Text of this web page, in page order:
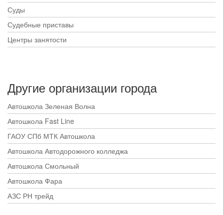
Суды
Судебные приставы
Центры занятости
Другие организации города
Автошкола Зеленая Волна
Автошкола Fast Line
ГАОУ СПб МТК Автошкола
Автошкола Автодорожного колледжа
Автошкола Смольный
Автошкола Фара
АЗС РН трейд